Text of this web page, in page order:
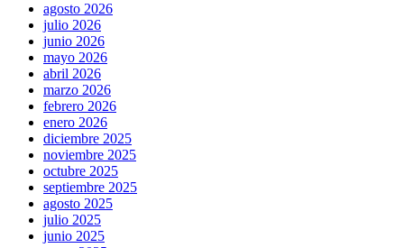
agosto 2026
julio 2026
junio 2026
mayo 2026
abril 2026
marzo 2026
febrero 2026
enero 2026
diciembre 2025
noviembre 2025
octubre 2025
septiembre 2025
agosto 2025
julio 2025
junio 2025